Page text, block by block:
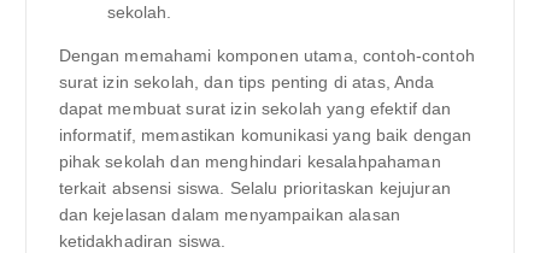
sekolah.
Dengan memahami komponen utama, contoh-contoh
surat izin sekolah, dan tips penting di atas, Anda
dapat membuat surat izin sekolah yang efektif dan
informatif, memastikan komunikasi yang baik dengan
pihak sekolah dan menghindari kesalahpahaman
terkait absensi siswa. Selalu prioritaskan kejujuran
dan kejelasan dalam menyampaikan alasan
ketidakhadiran siswa.